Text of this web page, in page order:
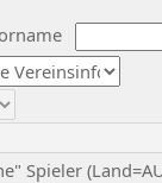
Spieler